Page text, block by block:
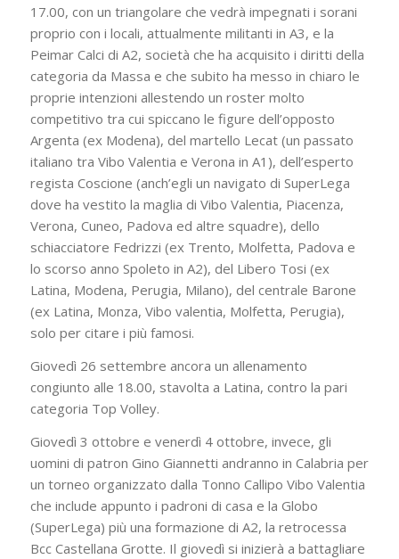
17.00, con un triangolare che vedrà impegnati i sorani
proprio con i locali, attualmente militanti in A3, e la
Peimar Calci di A2, società che ha acquisito i diritti della
categoria da Massa e che subito ha messo in chiaro le
proprie intenzioni allestendo un roster molto
competitivo tra cui spiccano le figure dell’opposto
Argenta (ex Modena), del martello Lecat (un passato
italiano tra Vibo Valentia e Verona in A1), dell’esperto
regista Coscione (anch’egli un navigato di SuperLega
dove ha vestito la maglia di Vibo Valentia, Piacenza,
Verona, Cuneo, Padova ed altre squadre), dello
schiacciatore Fedrizzi (ex Trento, Molfetta, Padova e
lo scorso anno Spoleto in A2), del Libero Tosi (ex
Latina, Modena, Perugia, Milano), del centrale Barone
(ex Latina, Monza, Vibo valentia, Molfetta, Perugia),
solo per citare i più famosi.
Giovedì 26 settembre ancora un allenamento
congiunto alle 18.00, stavolta a Latina, contro la pari
categoria Top Volley.
Giovedì 3 ottobre e venerdì 4 ottobre, invece, gli
uomini di patron Gino Giannetti andranno in Calabria per
un torneo organizzato dalla Tonno Callipo Vibo Valentia
che include appunto i padroni di casa e la Globo
(SuperLega) più una formazione di A2, la retrocessa
Bcc Castellana Grotte. Il giovedì si inizierà a battagliare